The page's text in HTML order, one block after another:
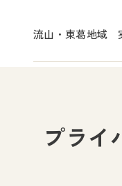
流山・東葛地域
プライ